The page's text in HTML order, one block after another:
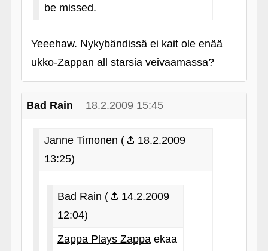
be missed.
Yeeehaw. Nykybändissä ei kait ole enää
ukko-Zappan all starsia veivaamassa?
Bad Rain 18.2.2009 15:45
Janne Timonen (
18.2.2009
13:25)
Bad Rain (
14.2.2009
12:04)
Zappa Plays Zappaekaa